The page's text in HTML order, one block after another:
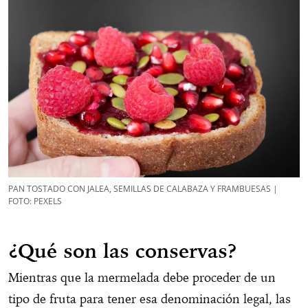
PAN TOSTADO CON JALEA, SEMILLAS DE CALABAZA Y FRAMBUESAS |
FOTO: PEXELS
¿Qué son las conservas?
Mientras que la mermelada debe proceder de un
tipo de fruta para tener esa denominación legal, las